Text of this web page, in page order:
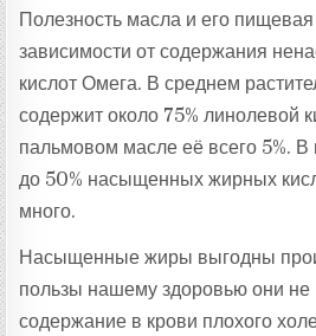
Полезность масла и его
зависимости от содержания
кислот Омега. В среднем
содержит около 75% линолевой
пальмовом масле её всего 5%.
до 50% насыщенных жирных
много.
Насыщенные жиры выгодны
пользы нашему здоровью они
содержание в крови плохого